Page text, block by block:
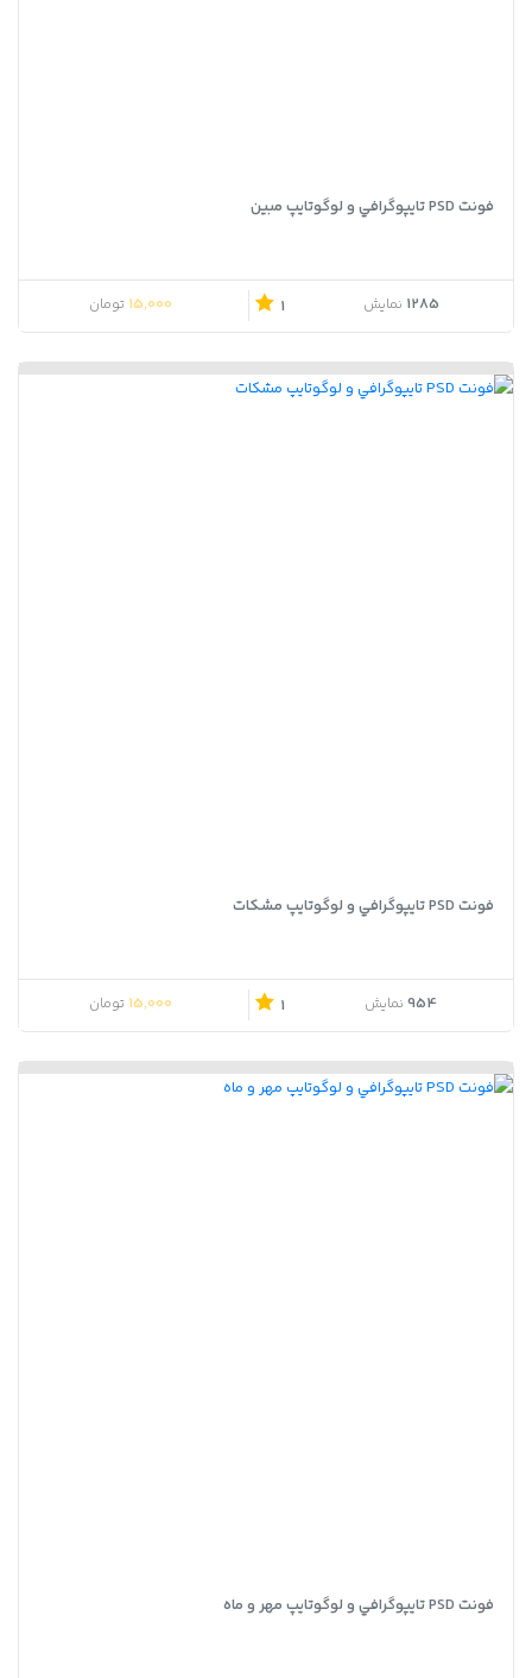
فونت PSD تايپوگرافي و لوگوتايپ مبین
1285 نمایش 1
15,000 تومان
فونت PSD تايپوگرافي و لوگوتايپ مشکات
954 نمایش 1
15,000 تومان
فونت PSD تايپوگرافي و لوگوتايپ مهر و ماه